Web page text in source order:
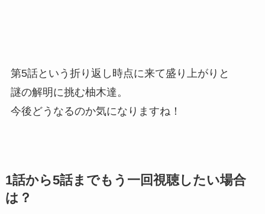
第5話という折り返し時点に来て盛り上がりと
謎の解明に挑む柚木達。
今後どうなるのか気になりますね！
1話から5話までもう一回視聴したい場合
は？